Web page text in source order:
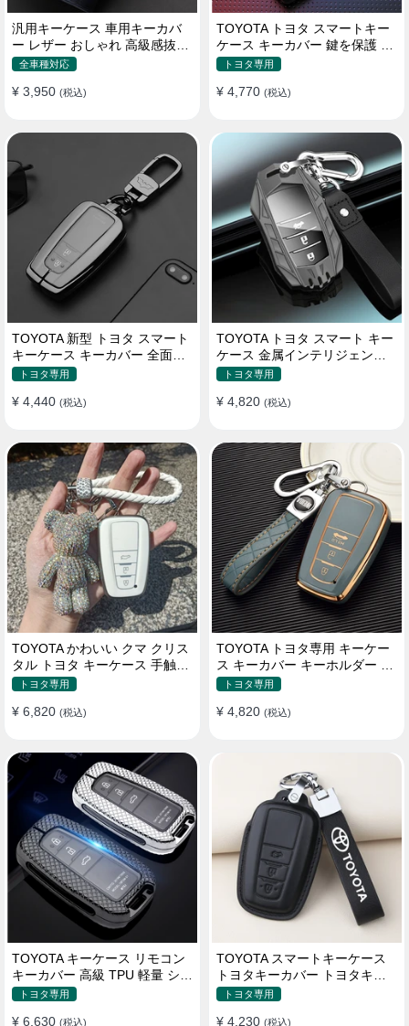
汎用キーケース 車用キーカバ
ー レザー おしゃれ 高級感抜群
ロゴオーダーメイド
全車種対応
¥ 3,950 (税込)
TOYOTA トヨタ スマートキー
ケース キーカバー 鍵を保護 汚
れ防止 滑り止め
トヨタ専用
¥ 4,770 (税込)
TOYOTA 新型 トヨタ スマート
キーケース キーカバー 全面保
護 汚れ防止 滑り止め 傷防止
トヨタ専用
¥ 4,440 (税込)
TOYOTA トヨタ スマート キー
ケース 金属インテリジェント
キーケース 高質な亜鉛合金材
トヨタ専用
¥ 4,820 (税込)
TOYOTA かわいい クマ クリス
タル トヨタ キーケース 手触り
いい 高級 傷防止
トヨタ専用
¥ 6,820 (税込)
TOYOTA トヨタ専用 キーケー
ス キーカバー キーホルダー ス
タイリッシュ オシャレ 汚れ防
トヨタ専用
¥ 4,820 (税込)
TOYOTA キーケース リモコン
キーカバー 高級 TPU 軽量 シリ
コン トヨタ キーホルダー
トヨタ専用
¥ 6,630 (税込)
TOYOTA スマートキーケース
トヨタキーカバー トヨタキー
ケース 本革レザー
トヨタ専用
¥ 4,230 (税込)